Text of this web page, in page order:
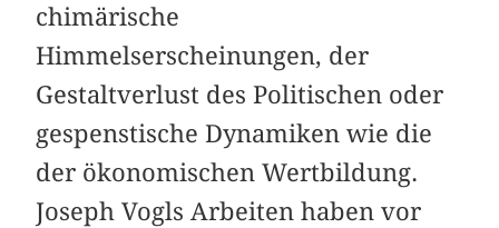
chimärische
Himmelserscheinungen, der
Gestaltverlust des Politischen oder
gespenstische Dynamiken wie die
der ökonomischen Wertbildung.
Joseph Vogls Arbeiten haben vor